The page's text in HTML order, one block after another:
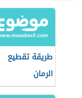
طريقة تقطيع
الرمان